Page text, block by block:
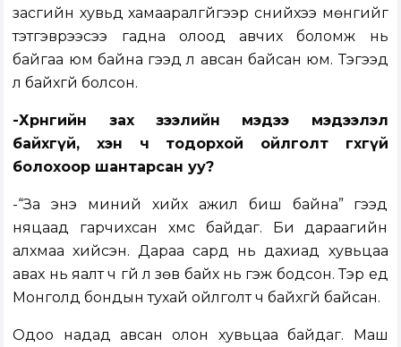
засгийн хувьд хамааралгүйгээр сүүнийхээ мөнгийг
тэтгэврээсээ гадна олоод авчих боломж нь
байгаа юм байна гээд л авсан байсан юм. Тэгээд
л байхгүй болсон.
-Хөрөнгийн зах зээлийн мэдээ мэдээлэл
байхгүй, хэн ч тодорхой ойлголт өгөхгүй
болохоор шантарсан уу?
-“За энэ миний хийх ажил биш байна” гээд
няцаад гарчихсан хүмүүс байдаг. Би дараагийн
алхмаа хийсэн. Дараа сард нь дахиад хувьцаа
авах нь яалт ч үгүй л зөв байх нь гэж бодсон. Тэр үед
Монголд бондын тухай ойлголт ч байхгүй байсан.
Одоо надад авсан олон хувьцаа байдаг. Маш